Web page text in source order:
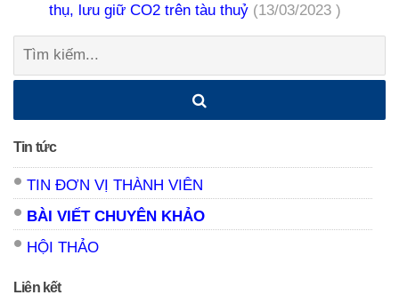
thụ, lưu giữ CO2 trên tàu thuỷ (13/03/2023 )
Tìm
Tin tức
TIN ĐƠN VỊ THÀNH VIÊN
BÀI VIẾT CHUYÊN KHẢO
HỘI THẢO
Liên kết